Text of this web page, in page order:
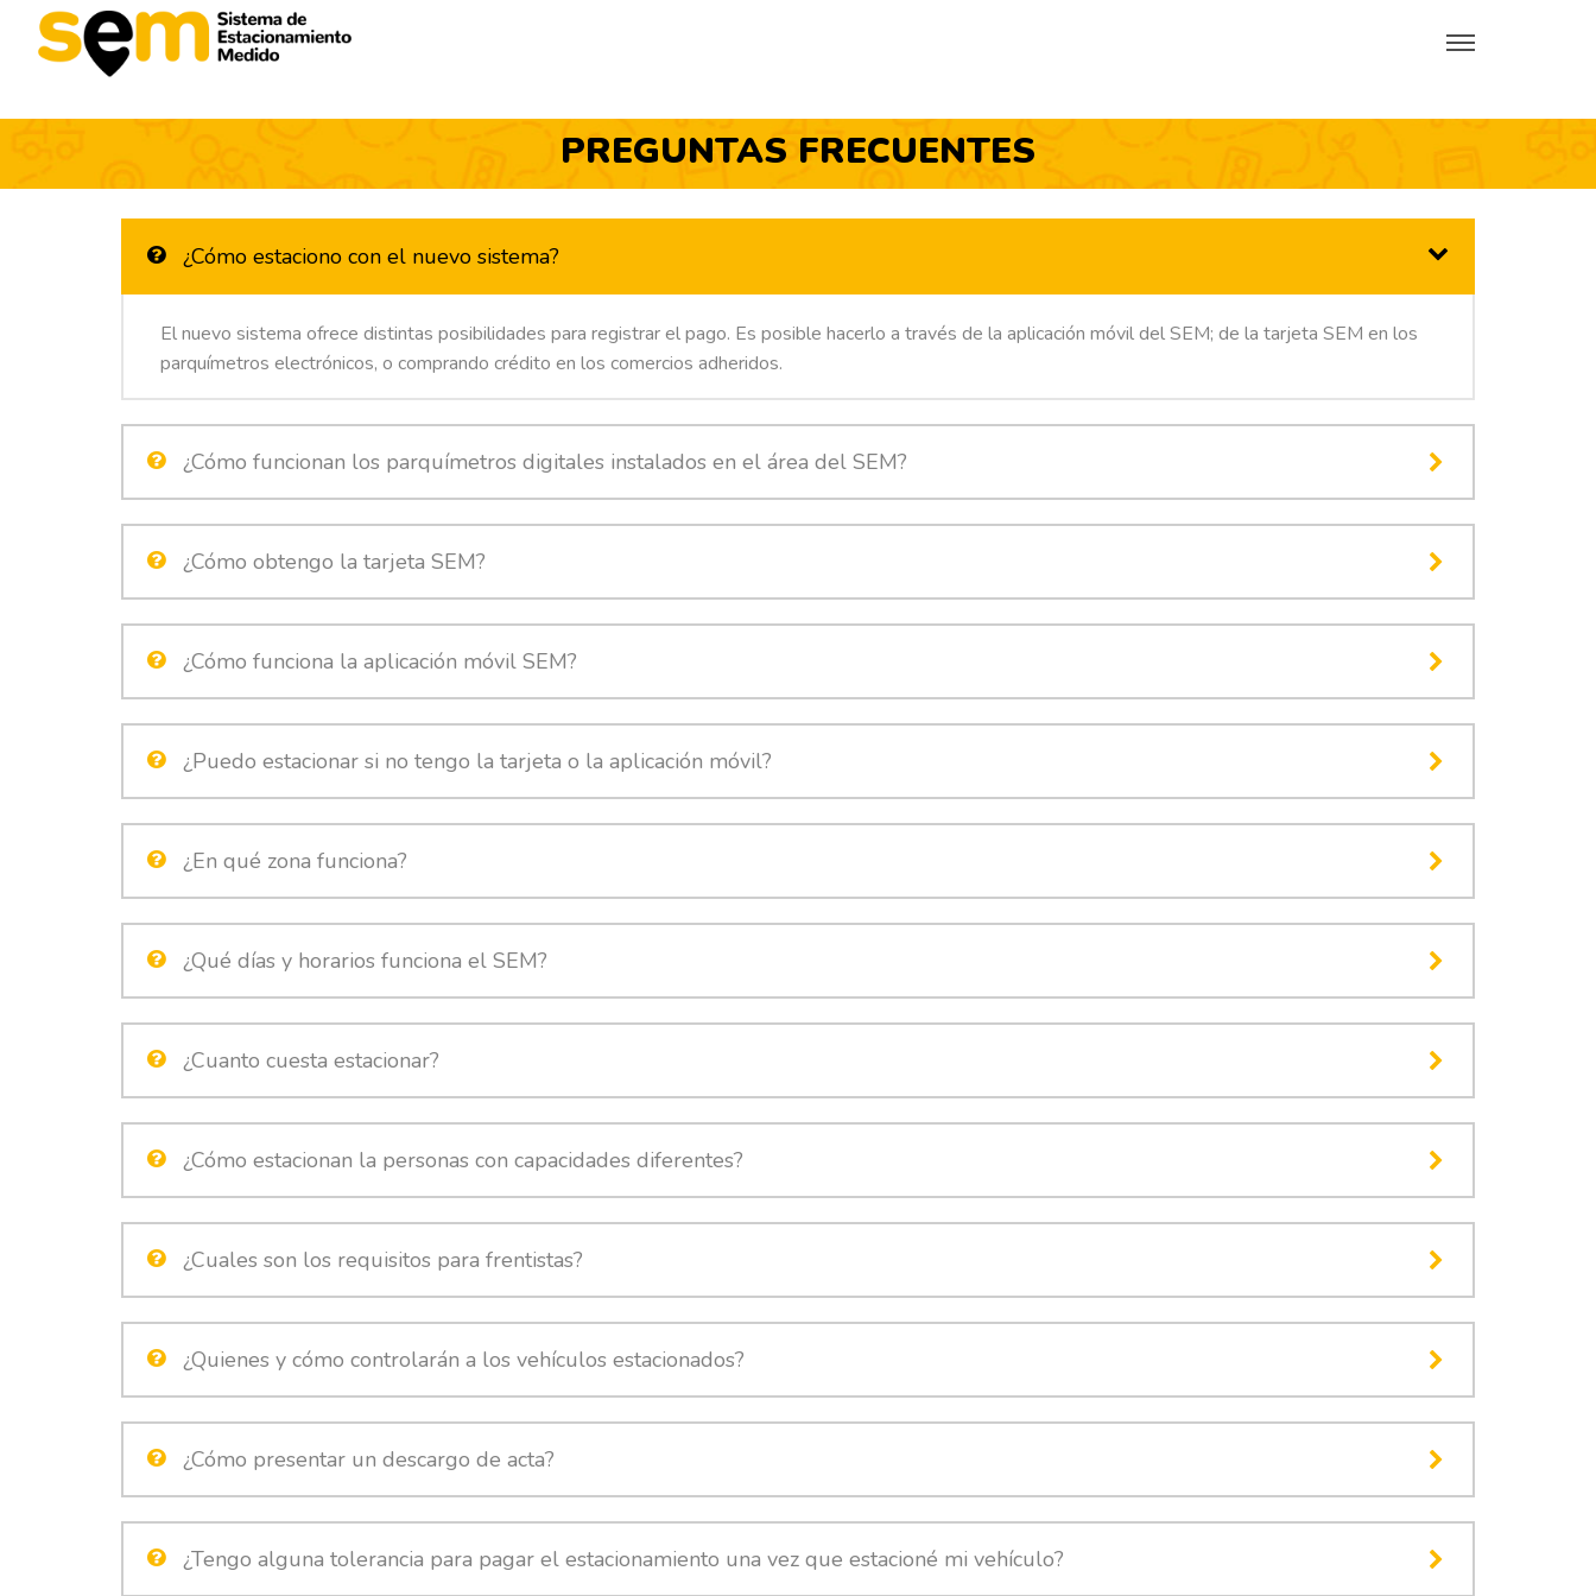
PREGUNTAS FRECUENTES
¿Cómo estaciono con el nuevo sistema?
El nuevo sistema ofrece distintas posibilidades para registrar el pago. Es posible hacerlo a través de la aplicación móvil del SEM; de la tarjeta SEM en los
parquímetros electrónicos, o comprando crédito en los comercios adheridos.
¿Cómo funcionan los parquímetros digitales instalados en el área del SEM?
¿Cómo obtengo la tarjeta SEM?
¿Cómo funciona la aplicación móvil SEM?
¿Puedo estacionar si no tengo la tarjeta o la aplicación móvil?
¿En qué zona funciona?
¿Qué días y horarios funciona el SEM?
¿Cuanto cuesta estacionar?
¿Cómo estacionan la personas con capacidades diferentes?
¿Cuales son los requisitos para frentistas?
¿Quienes y cómo controlarán a los vehículos estacionados?
¿Cómo presentar un descargo de acta?
¿Tengo alguna tolerancia para pagar el estacionamiento una vez que estacioné mi vehículo?